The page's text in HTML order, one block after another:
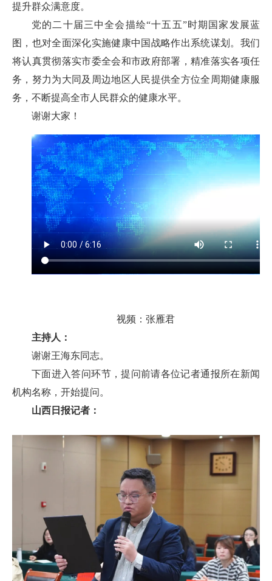
提升群众满意度。
党的二十届三中全会描绘“十五五”时期国家发展蓝
图，也对全面深化实施健康中国战略作出系统谋划。我们
将认真贯彻落实市委全会和市政府部署，精准落实各项任
务，努力为大同及周边地区人民提供全方位全周期健康服
务，不断提高全市人民群众的健康水平。
谢谢大家！
视频：张雁君
主持人：
谢谢王海东同志。
下面进入答问环节，提问前请各位记者通报所在新闻
机构名称，开始提问。
山西日报记者：